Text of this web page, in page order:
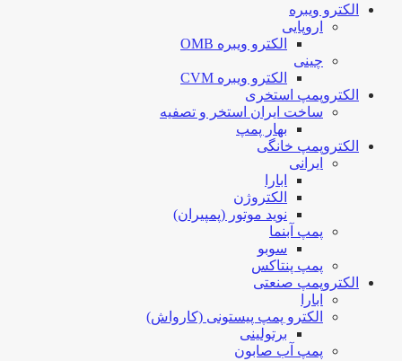
الکترو ویبره
اروپایی
الکترو ویبره OMB
چینی
الکترو ویبره CVM
الکتروپمپ استخری
ساخت ایران استخر و تصفیه
بهار پمپ
الکتروپمپ خانگی
ایرانی
ابارا
الکتروژن
نوید موتور (پمپیران)
پمپ آبنما
سوبو
پمپ پنتاکس
الکتروپمپ صنعتی
ابارا
الکترو پمپ پیستونی (کارواش)
برتولینی
پمپ آب صابون